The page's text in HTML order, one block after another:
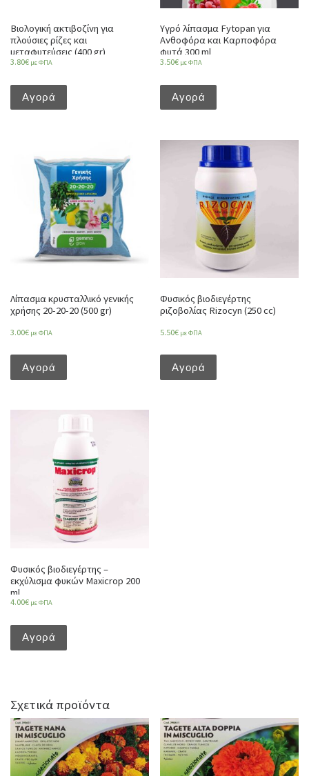
Βιολογική ακτιβοζίνη για
πλούσιες ρίζες και
μεταφυτεύσεις (400 gr)
3.80€ με ΦΠΑ
Αγορά
Υγρό λίπασμα Fytopan για
Ανθοφόρα και Καρποφόρα
φυτά 300 ml
3.50€ με ΦΠΑ
Αγορά
Λίπασμα κρυσταλλικό γενικής
χρήσης 20-20-20 (500 gr)
3.00€ με ΦΠΑ
Αγορά
Φυσικός βιοδιεγέρτης
ριζοβολίας Rizocyn (250 cc)
5.50€ με ΦΠΑ
Αγορά
Φυσικός βιοδιεγέρτης –
εκχύλισμα φυκών Maxicrop 200
ml
4.00€ με ΦΠΑ
Αγορά
Σχετικά προϊόντα